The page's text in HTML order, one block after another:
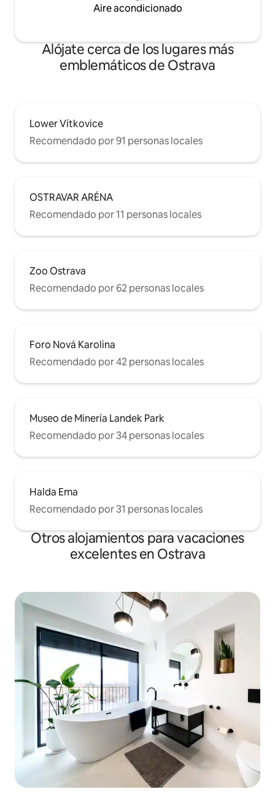
Aire acondicionado
Alójate cerca de los lugares más
emblemáticos de Ostrava
Lower Vítkovice
Recomendado por 91 personas locales
OSTRAVAR ARÉNA
Recomendado por 11 personas locales
Zoo Ostrava
Recomendado por 62 personas locales
Foro Nová Karolina
Recomendado por 42 personas locales
Museo de Minería Landek Park
Recomendado por 34 personas locales
Halda Ema
Recomendado por 31 personas locales
Otros alojamientos para vacaciones
excelentes en Ostrava